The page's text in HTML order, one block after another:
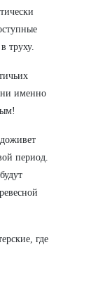
труху.
именно
период.
где